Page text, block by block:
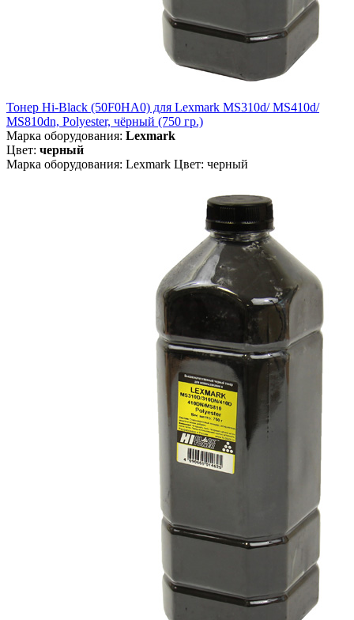
Тонер Hi-Black (50F0HA0) для Lexmark MS310d/ MS410d/
MS810dn, Polyester, чёрный (750 гр.)
Марка оборудования: Lexmark
Цвет: черный
Марка оборудования: Lexmark Цвет: черный